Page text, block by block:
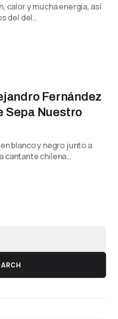
calor y mucha energía, así
del del…
Fernández
Sepa Nuestro
blanco y negro junto a
cantante chilena…